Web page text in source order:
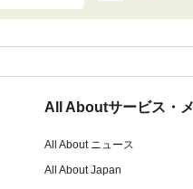
All Aboutサービス・
All About ニュース
All About Japan